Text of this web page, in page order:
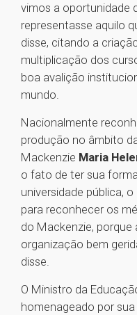
vimos a oportunidade
representasse aquilo
disse, citando a
multiplicação dos
boa avalição
mundo.
Nacionalmente
produção no âmbito
Mackenzie Maria
o fato de ter sua
universidade pública,
para reconhecer os
do Mackenzie,
organização bem
disse.
O Ministro da
homenageado por